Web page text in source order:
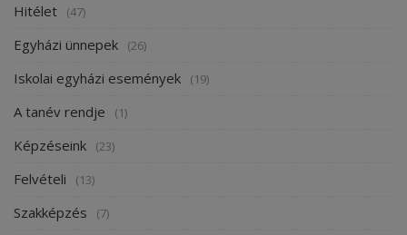
Hitélet (47)
Egyházi ünnepek (26)
Iskolai egyházi események (19)
A tanév rendje (1)
Képzéseink (23)
Felvételi (13)
Szakképzés (7)